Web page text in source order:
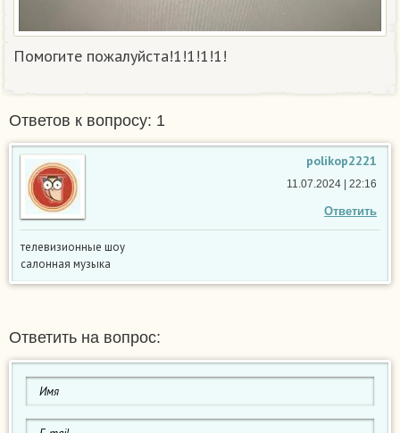
Помогите пожалуйста!1!1!1!1!
Ответов к вопросу: 1
polikop2221
Ответить
11.07.2024 | 22:16
телевизионные шоу
салонная музыка
Ответить на вопрос: